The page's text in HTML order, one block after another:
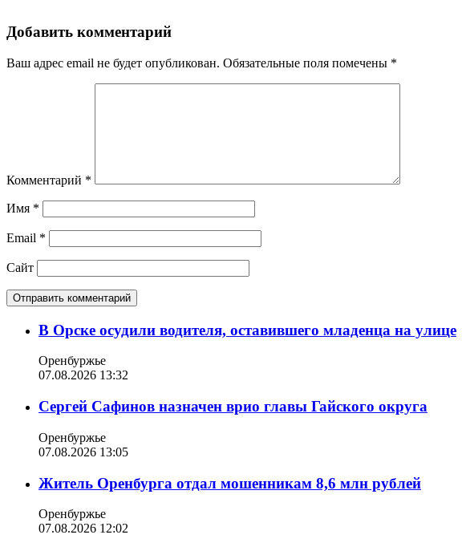
Добавить комментарий
Ваш адрес email не будет опубликован. Обязательные поля помечены *
Комментарий *
Имя *
Email *
Сайт
В Орске осудили водителя, оставившего младенца на улице
Оренбуржье
07.08.2026 13:32
Сергей Сафинов назначен врио главы Гайского округа
Оренбуржье
07.08.2026 13:05
Житель Оренбурга отдал мошенникам 8,6 млн рублей
Оренбуржье
07.08.2026 12:02